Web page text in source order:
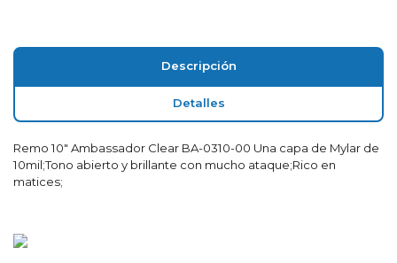
Descripción
Detalles
Remo 10" Ambassador Clear BA-0310-00 Una capa de Mylar de
10mil;Tono abierto y brillante con mucho ataque;Rico en
matices;